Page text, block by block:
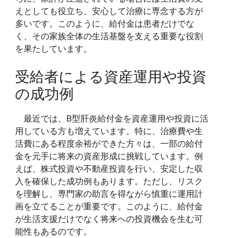
えとしても役立ち、安心して治療に専念する方が
多いです。このように、給付金は患者だけでな
く、その家族全体の生活基盤を支える重要な役割
を果たしています。
受給者による資産運用や投資
の成功例
最近では、B型肝炎給付金を資産運用や投資に活
用している方も増えています。特に、治療費や生
活費にある程度余裕ができた方々は、一部の給付
金を元手に将来の資産形成に挑戦しています。例
えば、株式投資や不動産投資を行い、安定した収
入を確保した成功例もあります。ただし、リスク
を理解し、専門家の助言を得ながら慎重に運用計
画を立てることが重要です。このように、給付金
が生活支援だけでなく将来への投資機会を生む可
能性もあるのです。